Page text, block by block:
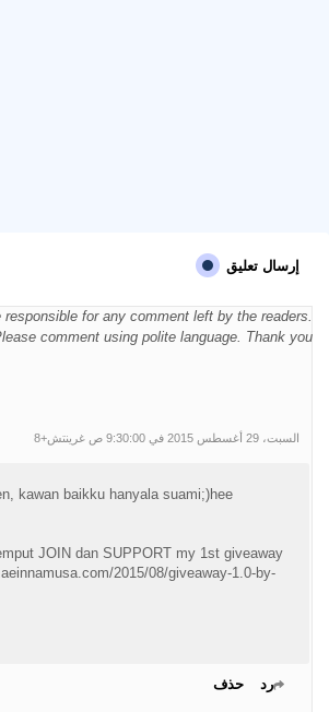
إرسال تعليق
responsible for any comment left by the readers.
comment using polite language. Thank you.
السبت، 29 أغسطس 2015 في 9:30:00 ص غرينتش+8
kawan baikku hanyala suami;)hee
JOIN dan SUPPORT my 1st giveaway
2015/08/giveaway-1.0-by-
رد حذف